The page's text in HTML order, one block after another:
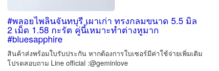
#พลอยไพลินจันทบุรี เผาเก่า ทรงกลมขนาด 5.5 มิล
2 เม็ด 1.58 กะรัต คู่นี้เหมาะทำต่างหูมาก
#bluesapphire
สินค้าส่งพร้อมใบรับประกัน หากต้องการใบเซอร์มีค่าใช้จ่ายเพิ่มเติม
โปรดสอบถาม Line official :@geminlove